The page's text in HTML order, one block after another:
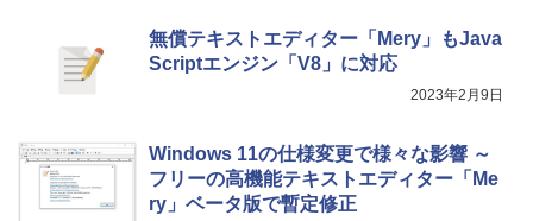
無償テキストエディター「Mery」もJava
Scriptエンジン「V8」に対応
2023年2月9日
Windows 11の仕様変更で様々な影響 ～
フリーの高機能テキストエディター「Me
ry」ベータ版で暫定修正